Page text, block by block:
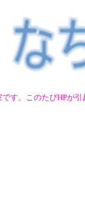
す。このたびHPが